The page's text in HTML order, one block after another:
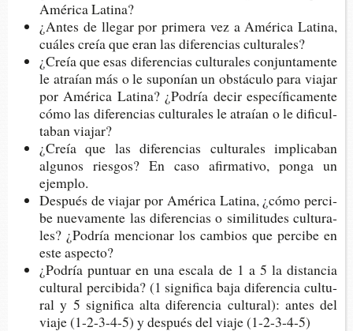
Amé­ri­ca Latina?
¿Antes de lle­gar por pri­me­ra vez a Amé­ri­ca Lati­na,
cuá­les creía que eran las dife­ren­cias culturales?
¿Creía que esas dife­ren­cias cul­tu­ra­les con­jun­ta­men­te
le atraían más o le supo­nían un obs­tácu­lo para via­jar
por Amé­ri­ca Lati­na? ¿Podría decir espe­cí­fi­ca­men­te
cómo las dife­ren­cias cul­tu­ra­les le atraían o le difi­cul­
ta­ban viajar?
¿Creía que las dife­ren­cias cul­tu­ra­les impli­ca­ban
algu­nos ries­gos? En caso afir­ma­ti­vo, ponga un
ejemplo.
Des­pués de via­jar por Amé­ri­ca Lati­na, ¿cómo per­ci­
be nue­va­men­te las dife­ren­cias o simi­li­tu­des cul­tu­ra­
les? ¿Podría men­cio­nar los cam­bios que per­ci­be en
este aspecto?
¿Podría pun­tuar en una esca­la de 1 a 5 la dis­tan­cia
cul­tu­ral per­ci­bi­da? (1 sig­ni­fi­ca baja dife­ren­cia cul­tu­
ral y 5 sig­ni­fi­ca alta dife­ren­cia cul­tu­ral): antes del
viaje (1-​2-3-4-5) y des­pués del viaje (1-2-3-4-5)